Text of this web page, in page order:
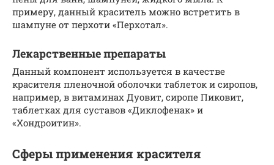
примеру, данный краситель можно встретить в
шампуне от перхоти «Перхотал».
Лекарственные препараты
Данный компонент используется в качестве
красителя пленочной оболочки таблеток и сиропов,
например, в витаминах Дуовит, сиропе Пиковит,
таблетках для суставов «Диклофенак» и
«Хондроитин».
Сферы применения красителя